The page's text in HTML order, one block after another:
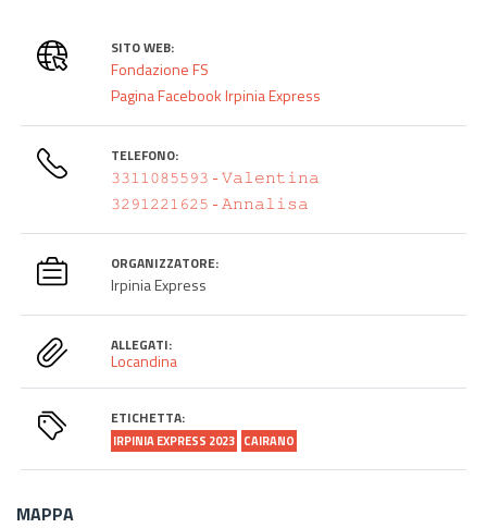
SITO WEB:
Fondazione FS
Pagina Facebook Irpinia Express
TELEFONO:
𝟹𝟹𝟷𝟷𝟶𝟾𝟻𝟻𝟿𝟹 - 𝚅𝚊𝚕𝚎𝚗𝚝𝚒𝚗𝚊
𝟹𝟸𝟿𝟷𝟸𝟸𝟷𝟼𝟸𝟻 - 𝙰𝚗𝚗𝚊𝚕𝚒𝚜𝚊
ORGANIZZATORE:
Irpinia Express
ALLEGATI:
Locandina
ETICHETTA:
IRPINIA EXPRESS 2023 CAIRANO
MAPPA